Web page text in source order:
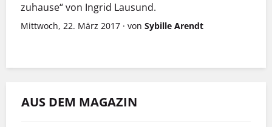
zuhause“ von Ingrid Lausund.
Mittwoch, 22. März 2017 · von Sybille Arendt
AUS DEM MAGAZIN